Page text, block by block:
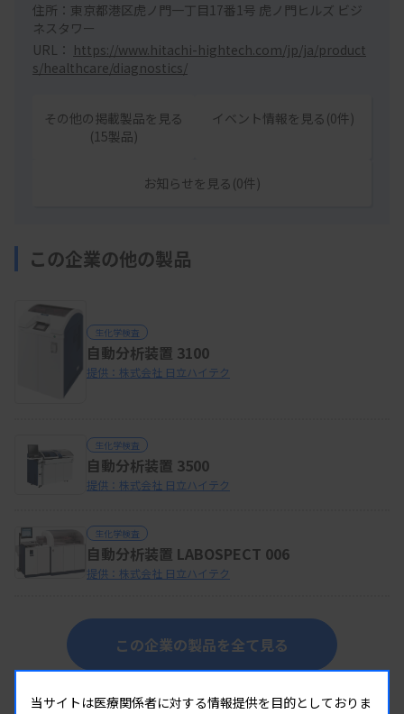
住所：東京都港区虎ノ門一丁目17番1号 虎ノ門ヒルズ ビジ
ネスタワー
URL： https://www.hitachi-hightech.com/jp/ja/product
s/healthcare/diagnostics/
その他の掲載製品を見る
(15製品)
イベント情報を見る(0件)
お知らせを見る(0件)
この企業の他の製品
生化学検査
自動分析装置 3100
提供：株式会社 日立ハイテク
生化学検査
自動分析装置 3500
提供：株式会社 日立ハイテク
生化学検査
自動分析装置 LABOSPECT 006
提供：株式会社 日立ハイテク
この企業の製品を全て見る
同じカテゴリーの製品
当サイトは医療関係者に対する情報提供を目的としておりま